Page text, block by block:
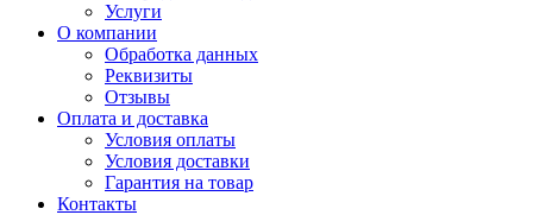
Услуги
О компании
Обработка данных
Реквизиты
Отзывы
Оплата и доставка
Условия оплаты
Условия доставки
Гарантия на товар
Контакты